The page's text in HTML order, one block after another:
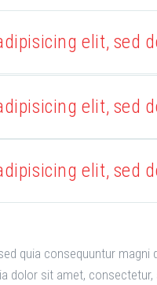
elit, sed
elit, sed
elit, sed
quia consequuntur magni
dolor sit amet, consectetur,